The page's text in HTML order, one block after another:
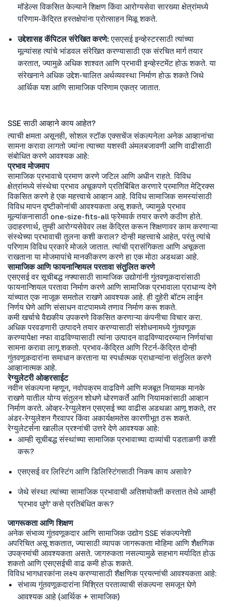
मॉडेल्स विकसित केल्याने शिक्षण किंवा आरोग्यसेवा सारख्या क्षेत्रांमध्ये
परिणाम-केंद्रित हस्तक्षेपांना प्रोत्साहन मिळू शकते.
उद्देशासह कॅपिटल संरेखित करणे:एसएसई इन्व्हेस्टरसाठी त्यांच्या
मूल्यांसह त्यांचे भांडवल संरेखित करण्यासाठी एक संरचित मार्ग तयार
करतात, ज्यामुळे अधिक शाश्वत आणि प्रभावी इन्व्हेस्टमेंट होऊ शकते. या
संरेखनाने अधिक उद्देश-चालित अर्थव्यवस्था निर्माण होऊ शकते जिथे
आर्थिक यश आणि सामाजिक परिणाम एकत्र जातात.
SSE साठी आव्हाने काय आहेत?
त्याची क्षमता असूनही, सोशल स्टॉक एक्सचेंज संकल्पनेला अनेक आव्हानांचा
सामना करावा लागतो ज्यांना त्याच्या यशस्वी अंमलबजावणी आणि वाढीसाठी
संबोधित करणे आवश्यक आहे:
प्रभाव मोजमाप
सामाजिक प्रभावाचे प्रमाण करणे जटिल आणि अधीन राहते. विविध
क्षेत्रांमध्ये संस्थेचा प्रभाव अचूकपणे प्रतिबिंबित करणारे प्रमाणित मेट्रिक्स
विकसित करणे हे एक महत्त्वाचे आव्हान आहे. विविध सामाजिक समस्यांसाठी
विविध मापन दृष्टीकोनांची आवश्यकता असू शकते, ज्यामुळे प्रभाव
मूल्यांकनासाठी one-size-fits-all फ्रेमवर्क तयार करणे कठीण होते.
उदाहरणार्थ, तुम्ही आरोग्यसेवेवर लक्ष केंद्रित करून शिक्षणावर काम करणाऱ्या
संस्थेच्या प्रभावाची तुलना कशी कराल? दोन्ही महत्त्वाचे आहेत, परंतु त्यांचे
परिणाम विविध प्रकारे मोजले जातात. त्यांची प्रासंगिकता आणि अचूकता
राखताना या मोजमापांचे मानकीकरण करणे हा एक मोठा अडथळा आहे.
सामाजिक आणि फायनान्शियल परतावा संतुलित करणे
एसएसई वर सूचीबद्ध नफ्यासाठी सामाजिक उद्योगांनी गुंतवणूकदारांसाठी
फायनान्शियल परतावा निर्माण करणे आणि सामाजिक प्रभावाला प्राधान्य देणे
यांच्यात एक नाजूक समतोल राखणे आवश्यक आहे. ही दुहेरी बॉटम लाईन
निर्णय घेणे आणि संसाधन वाटपामध्ये तणाव निर्माण करू शकते.
कमी खर्चाचे वैद्यकीय उपकरणे विकसित करणाऱ्या कंपनीचा विचार करा.
अधिक परवडणारी उत्पादने तयार करण्यासाठी संशोधनामध्ये गुंतवणूक
करण्यापेक्षा नफा वाढविण्यासाठी त्यांना उत्पादन वाढविण्यादरम्यान निर्णयांचा
सामना करावा लागू शकतो. प्रभाव-केंद्रित आणि रिटर्न-केंद्रित दोन्ही
गुंतवणूकदारांना समाधान करताना या स्पर्धात्मक प्राधान्यांना संतुलित करणे
आव्हानात्मक आहे.
रेग्युलेटरी ओव्हरसाईट
नवीन संकल्पना म्हणून, नवोपक्रम वाढविणे आणि मजबूत नियामक मानके
राखणे यातील योग्य संतुलन शोधणे धोरणकर्ते आणि नियामकांसाठी आव्हान
निर्माण करते. ओव्हर-रेग्युलेशन एसएसई च्या वाढीस अडथळा आणू शकते, तर
अंडर-रेग्युलेशन गैरवापर किंवा अकार्यक्षमतेस कारणीभूत ठरू शकते.
रेग्युलेटर्सना खालील प्रश्नांची उत्तरे देणे आवश्यक आहे:
आम्ही सूचीबद्ध संस्थांच्या सामाजिक प्रभावाच्या दाव्यांची पडताळणी कशी
करू?
एसएसई वर लिस्टिंग आणि डिलिस्टिंगसाठी निकष काय असावे?
जेथे संस्था त्यांच्या सामाजिक प्रभावाची अतिशयोक्ती करतात तेथे आम्ही
'प्रभाव धुणे' कसे प्रतिबंधित करू?
जागरूकता आणि शिक्षण
अनेक संभाव्य गुंतवणूकदार आणि सामाजिक उद्योग SSE संकल्पनेशी
अपरिचित असू शकतात, ज्यासाठी व्यापक जागरूकता मोहिमा आणि शैक्षणिक
उपक्रमांची आवश्यकता असते. जागरुकता नसल्यामुळे सहभाग मर्यादित होऊ
शकतो आणि एसएसईची वाढ कमी होऊ शकते.
विविध भागधारकांना लक्ष्य करण्यासाठी शैक्षणिक प्रयत्नांची आवश्यकता आहे:
संभाव्य गुंतवणूकदारांना मिश्रित परताव्याची संकल्पना समजून घेणे
आवश्यक आहे (आर्थिक + सामाजिक)